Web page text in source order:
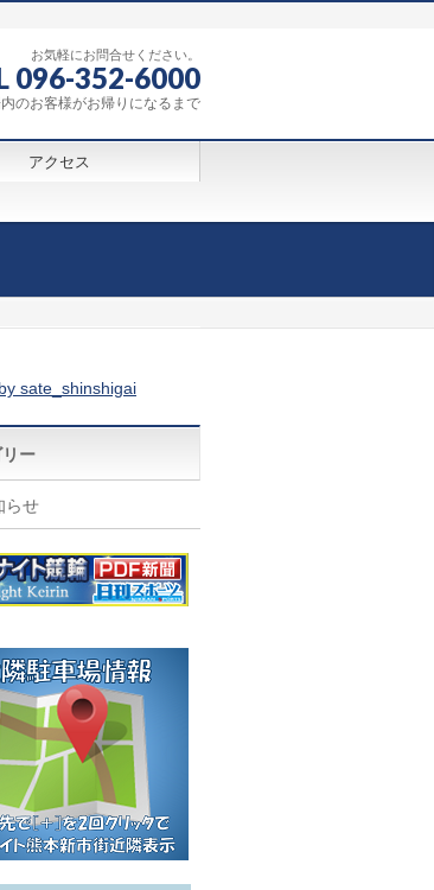
お気軽にお問合せください。
096-352-6000
のお客様がお帰りになるまで
アクセス
sate_shinshigai
ー
らせ